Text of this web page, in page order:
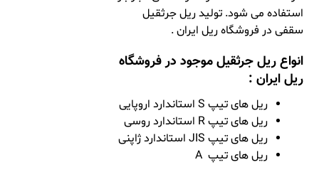
استفاده می شود. تولید ریل جرثقیل
سقفی در فروشگاه ریل ایران .
انواع ریل جرثقیل موجود در فروشگاه
ریل ایران :
ریل های تیپ S استاندارد اروپایی
ریل های تیپ R استاندارد روسی
ریل های تیپ JIS استاندارد ژاپنی
ریل های تیپ A